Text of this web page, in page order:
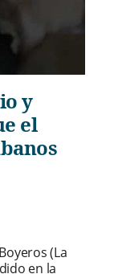
y
el
(La
en la